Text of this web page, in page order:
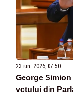
23 iun. 2026, 07:50
George
votului din